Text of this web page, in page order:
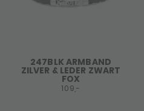
247BLK ARMBAND
ZILVER & LEDER ZWART
FOX
109,-